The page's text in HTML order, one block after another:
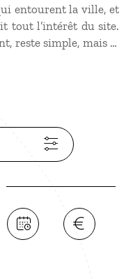
entourent la ville, et
tout l’intérêt du site.
reste simple, mais la
et le calme des